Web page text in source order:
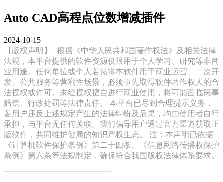
Auto CAD高程点位数增减插件
2024-10-15
【版权声明】
根据《中华人民共和国著作权法》及相关法律
法规，本平台提供的软件资源仅限用于个人学习、研究等非商
业用途。任何单位或个人若需将本软件用于商业运营、二次开
发、公共服务等营利性场景，必须事先取得软件著作权人的合
法授权或许可。未经授权擅自进行商业使用，将可能面临民事
赔偿、行政处罚等法律责任。 本平台已尽到合理提示义务，
若用户违反上述规定产生的法律纠纷及后果，均由使用者自行
承担，与平台无任何关联。我们倡导用户通过官方渠道获取正
版软件，共同维护健康的知识产权生态。 注：本声明已依据
《计算机软件保护条例》第二十四条、《信息网络传播权保护
条例》第六条等法规制定，确保符合我国版权法律体系要求。